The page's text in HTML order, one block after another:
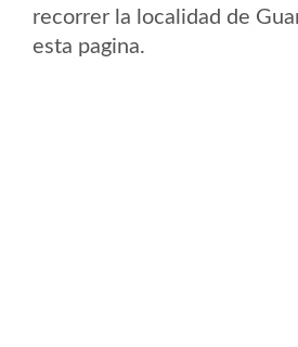
recorrer la localidad de
esta pagina.